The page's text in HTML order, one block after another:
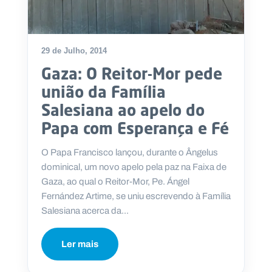
29 de Julho, 2014
Gaza: O Reitor-Mor pede
união da Família
Salesiana ao apelo do
Papa com Esperança e Fé
O Papa Francisco lançou, durante o Ângelus
dominical, um novo apelo pela paz na Faixa de
Gaza, ao qual o Reitor-Mor, Pe. Ángel
Fernández Artime, se uniu escrevendo à Família
Salesiana acerca da...
Ler mais
O
R
T
L
N
A
O
A
L
S
a
l
e
s
n